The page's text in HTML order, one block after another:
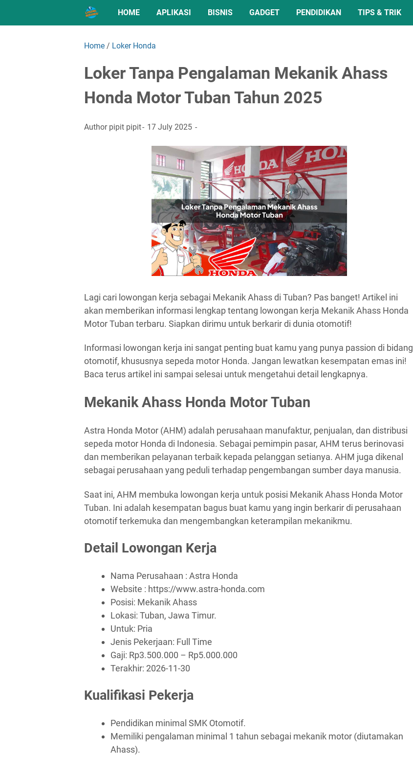
HOME APLIKASI BISNIS GADGET PENDIDIKAN TIPS & TRIK
Home / Loker Honda
Loker Tanpa Pengalaman Mekanik Ahass
Honda Motor Tuban Tahun 2025
Author pipit pipit 17 July 2025
Lagi cari lowongan kerja sebagai Mekanik Ahass di Tuban? Pas banget! Artikel ini
akan memberikan informasi lengkap tentang lowongan kerja Mekanik Ahass Honda
Motor Tuban terbaru. Siapkan dirimu untuk berkarir di dunia otomotif!
Informasi lowongan kerja ini sangat penting buat kamu yang punya passion di bidang
otomotif, khususnya sepeda motor Honda. Jangan lewatkan kesempatan emas ini!
Baca terus artikel ini sampai selesai untuk mengetahui detail lengkapnya.
Mekanik Ahass Honda Motor Tuban
Astra Honda Motor (AHM) adalah perusahaan manufaktur, penjualan, dan distribusi
sepeda motor Honda di Indonesia. Sebagai pemimpin pasar, AHM terus berinovasi
dan memberikan pelayanan terbaik kepada pelanggan setianya. AHM juga dikenal
sebagai perusahaan yang peduli terhadap pengembangan sumber daya manusia.
Saat ini, AHM membuka lowongan kerja untuk posisi Mekanik Ahass Honda Motor
Tuban. Ini adalah kesempatan bagus buat kamu yang ingin berkarir di perusahaan
otomotif terkemuka dan mengembangkan keterampilan mekanikmu.
Detail Lowongan Kerja
Nama Perusahaan : Astra Honda
Website : https://www.astra-honda.com
Posisi: Mekanik Ahass
Lokasi: Tuban, Jawa Timur.
Untuk: Pria
Jenis Pekerjaan: Full Time
Gaji: Rp3.500.000 – Rp5.000.000
Terakhir: 2026-11-30
Kualifikasi Pekerja
Pendidikan minimal SMK Otomotif.
Memiliki pengalaman minimal 1 tahun sebagai mekanik motor (diutamakan
Ahass).